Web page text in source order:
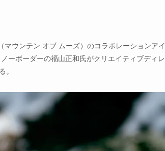
ウンテン オブ ムーズ）のコラボレーションアイ
ーボーダーの福山正和氏がクリエイティブディレ
。